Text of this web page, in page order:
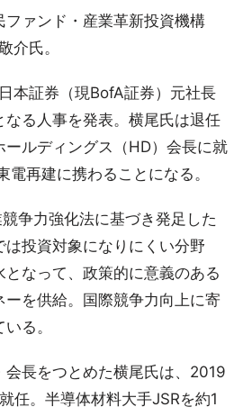
ァンド・産業革新投資機構
介氏。
本証券（現BofA証券）元社長
る人事を発表。横尾氏は退任
ールディングス（HD）会長に就
電再建に携わることになる。
争力強化法に基づき発足した
投資対象になりにくい分野
なって、政策的に意義のある
を供給。国際競争力向上に寄
る。
長をつとめた横尾氏は、2019
任。半導体材料大手JSRを約1